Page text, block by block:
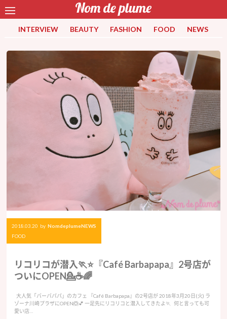
INTERVIEW BEAUTY FASHION FOOD NEWS
2018.03.20 by NomdeplumeNEWS
FOOD
リコリコが潜入🏃⭐️『Café Barbapapa』2号店が
ついにOPEN💁☕️🌈
大人気「バーバパパ」のカフェ 『Café Barbapapa』の2号店が 2018年3月20日(火) ラ
ゾーナ川崎プラザにOPEN🙆💕 一足先にリコリコと潜入してきたよ🏃 何と言っても可
愛い店…